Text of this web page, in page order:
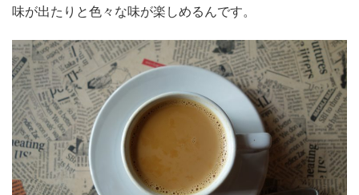
味が出たりと色々な味が楽しめるんです。